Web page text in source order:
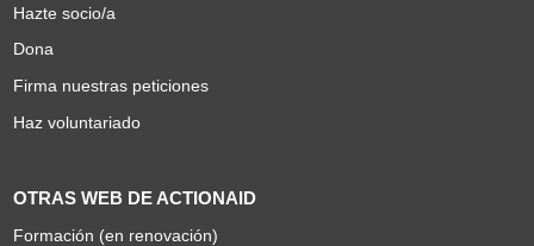
Hazte socio/a
Dona
Firma nuestras peticiones
Haz voluntariado
OTRAS WEB DE ACTIONAID
Formación (en renovación)